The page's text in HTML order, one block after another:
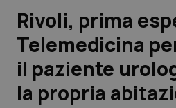
Lavoro e Professioni
Scienza e Farmaci
Studi e Analisi
Rivoli, prima
Telemedicina
il paziente
la propria